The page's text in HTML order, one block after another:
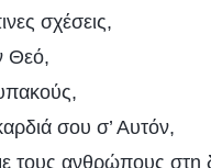
σχέσεις,
Θεό,
σου σ’ Αυτόν,
τους ανθρώπους στη